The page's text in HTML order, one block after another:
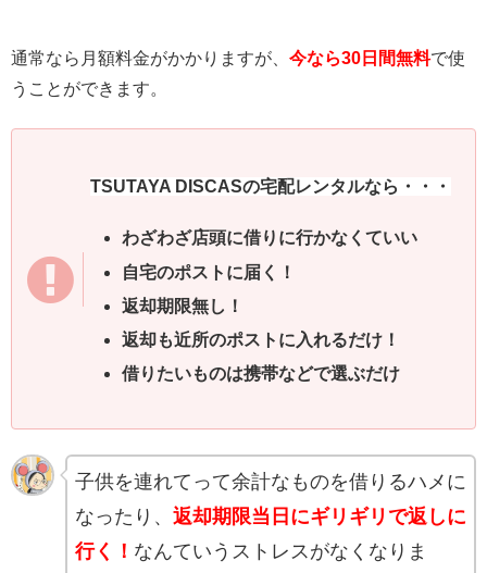
通常なら月額料金がかかりますが、 今なら30日間無料で使
うことができます。
TSUTAYA DISCASの宅配レンタルなら・・・
わざわざ店頭に借りに行かなくていい
自宅のポストに届く！
返却期限無し！
返却も近所のポストに入れるだけ！
借りたいものは携帯などで選ぶだけ
子供を連れてって余計なものを借りるハメに
なったり、 返却期限当日にギリギリで返しに
行く！ なんていうストレスがなくなりま